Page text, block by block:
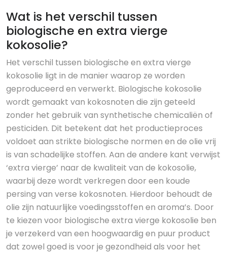
Wat is het verschil tussen
biologische en extra vierge
kokosolie?
Het verschil tussen biologische en extra vierge
kokosolie ligt in de manier waarop ze worden
geproduceerd en verwerkt. Biologische kokosolie
wordt gemaakt van kokosnoten die zijn geteeld
zonder het gebruik van synthetische chemicaliën of
pesticiden. Dit betekent dat het productieproces
voldoet aan strikte biologische normen en de olie vrij
is van schadelijke stoffen. Aan de andere kant verwijst
‘extra vierge’ naar de kwaliteit van de kokosolie,
waarbij deze wordt verkregen door een koude
persing van verse kokosnoten. Hierdoor behoudt de
olie zijn natuurlijke voedingsstoffen en aroma’s. Door
te kiezen voor biologische extra vierge kokosolie ben
je verzekerd van een hoogwaardig en puur product
dat zowel goed is voor je gezondheid als voor het